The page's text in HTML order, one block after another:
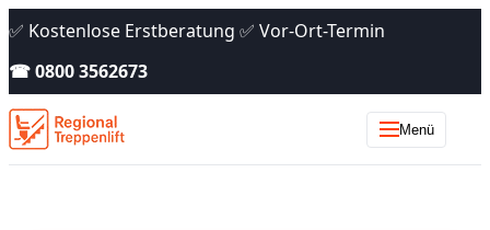
✅ Kostenlose Erstberatung ✅ Vor-Ort-Termin
☎ 0800 3562673
Menü